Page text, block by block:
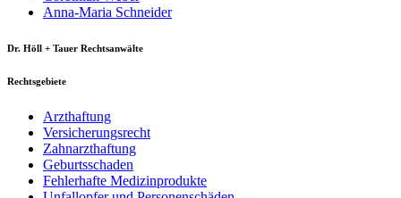
Anna-Maria Schneider
Dr. Höll + Tauer Rechtsanwälte
Rechtsgebiete
Arzthaftung
Versicherungsrecht
Zahnarzthaftung
Geburtsschaden
Fehlerhafte Medizinprodukte